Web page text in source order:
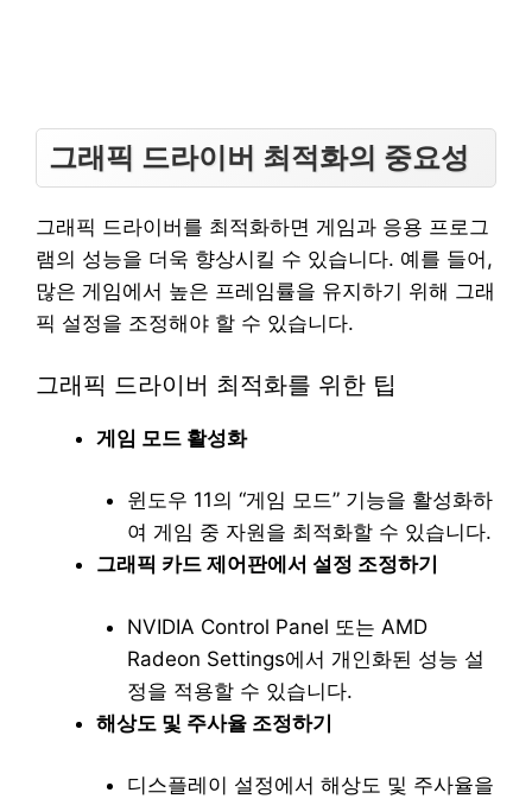
그래픽 드라이버 최적화의 중요성
그래픽 드라이버를 최적화하면 게임과 응용 프로그
램의 성능을 더욱 향상시킬 수 있습니다. 예를 들어,
많은 게임에서 높은 프레임률을 유지하기 위해 그래
픽 설정을 조정해야 할 수 있습니다.
그래픽 드라이버 최적화를 위한 팁
게임 모드 활성화
윈도우 11의 “게임 모드” 기능을 활성화하
여 게임 중 자원을 최적화할 수 있습니다.
그래픽 카드 제어판에서 설정 조정하기
NVIDIA Control Panel 또는 AMD
Radeon Settings에서 개인화된 성능 설
정을 적용할 수 있습니다.
해상도 및 주사율 조정하기
디스플레이 설정에서 해상도 및 주사율을